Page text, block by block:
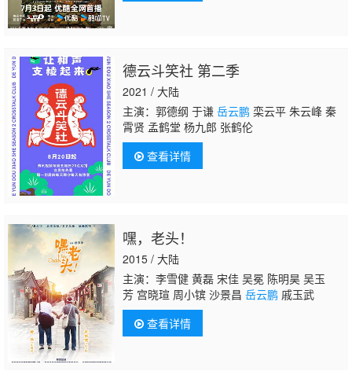
德云斗笑社 第二季
2021 / 大陆
主演：郭德纲 于谦 岳云鹏 栾云平 朱云峰 秦
霄贤 孟鹤堂 杨九郎 张鹤伦
查看详情
嘿，老头！
2015 / 大陆
主演：李雪健 黄磊 宋佳 吴冕 陈明昊 吴玉
芳 宫晓瑄 周小镔 沙景昌 岳云鹏 戚玉武
查看详情